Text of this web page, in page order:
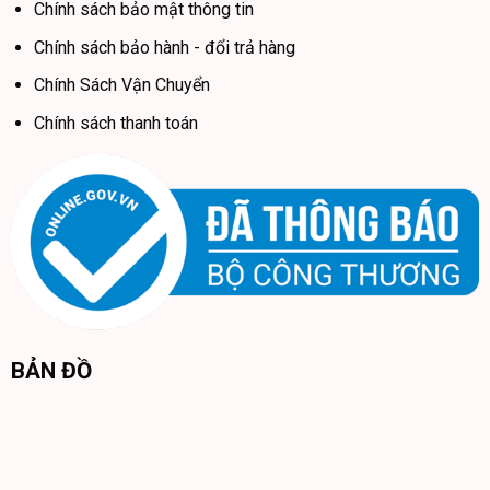
Chính sách bảo mật thông tin
Chính sách bảo hành - đổi trả hàng
Chính Sách Vận Chuyển
Chính sách thanh toán
BẢN ĐỒ